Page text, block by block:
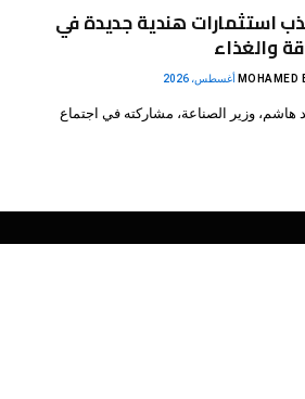
استثمارات هندية جديدة في
والغذاء
MOHAMED
هاشم، وزير الصناعة، مشاركته في اجتماع